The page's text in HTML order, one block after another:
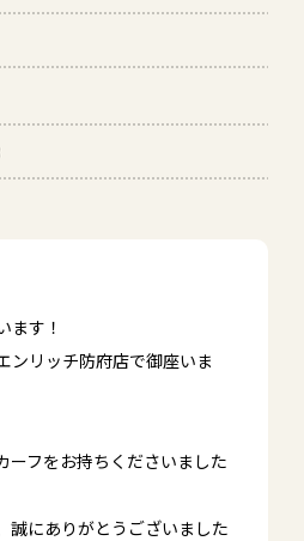
ます！
ンリッチ防府店で御座いま
ーフをお持ちくださいました
誠にありがとうございました